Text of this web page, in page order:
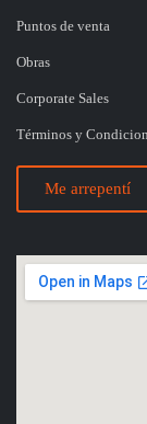
Puntos de venta
Obras
Corporate Sales
Términos y
Me arrepentí